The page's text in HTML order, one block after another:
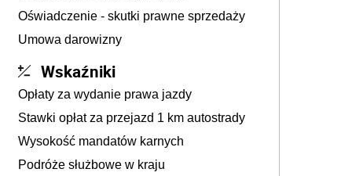
Oświadczenie - skutki prawne sprzedaży
Umowa darowizny
Wskaźniki
Opłaty za wydanie prawa jazdy
Stawki opłat za przejazd 1 km autostrady
Wysokość mandatów karnych
Podróże służbowe w kraju